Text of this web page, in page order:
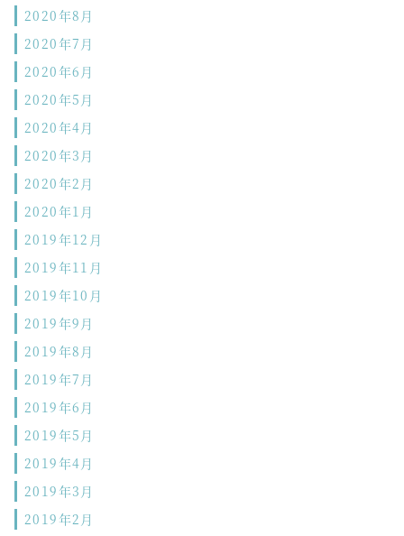
2020年8月
2020年7月
2020年6月
2020年5月
2020年4月
2020年3月
2020年2月
2020年1月
2019年12月
2019年11月
2019年10月
2019年9月
2019年8月
2019年7月
2019年6月
2019年5月
2019年4月
2019年3月
2019年2月